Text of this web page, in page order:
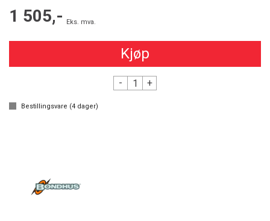
1 505,- Eks. mva.
Kjøp
- +
Bestillingsvare (4 dager)